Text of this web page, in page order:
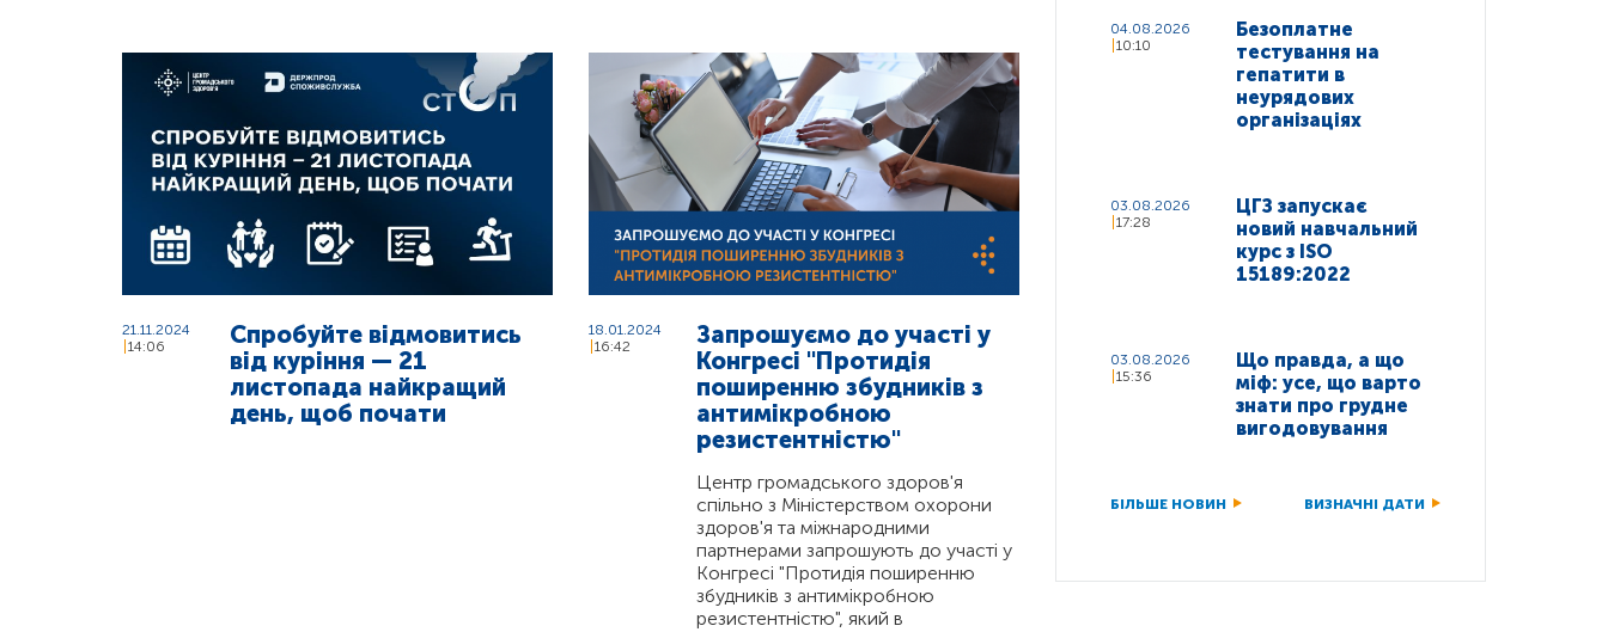
21.11.2024
14:06
Спробуйте відмовитись
від куріння — 21
листопада найкращий
день, щоб почати
18.01.2024
16:42
Запрошуємо до участі у
Конгресі "Протидія
поширенню збудників з
антимікробною
резистентністю"
Центр громадського здоров'я
спільно з Міністерством охорони
здоров'я та міжнародними
партнерами запрошують до участі у
Конгресі "Протидія поширенню
збудників з антимікробною
резистентністю", який в
04.08.2026
10:10
Безоплатне
тестування на
гепатити в
неурядових
організаціях
03.08.2026
17:28
ЦГЗ запускає
новий навчальний
курс з ISO
15189:2022
03.08.2026
15:36
Що правда, а що
міф: усе, що варто
знати про грудне
вигодовування
БІЛЬШЕ НОВИН ВИЗНАЧНІ ДАТИ